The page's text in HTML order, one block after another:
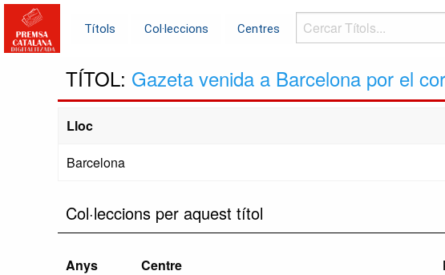
Títols Col·leccions Centres
Cercar
Títols...
TÍTOL: Gazeta venida a Barcelona por el
Lloc
Barcelona
Col·leccions per aquest títol
Anys Centre